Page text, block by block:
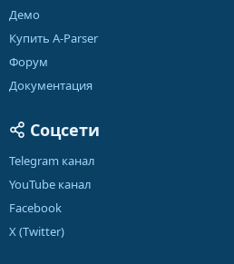
Демо
Купить A-Parser
Форум
Документация
Соцсети
Telegram канал
YouTube канал
Facebook
X (Twitter)